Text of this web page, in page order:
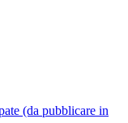
(da pubblicare in